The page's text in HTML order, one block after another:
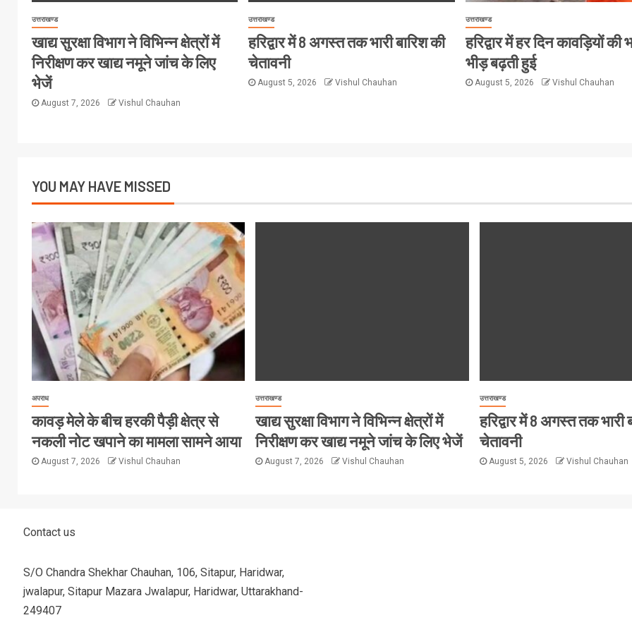
उत्तराखण्ड
खाद्य सुरक्षा विभाग ने विभिन्न क्षेत्रों में
निरीक्षण कर खाद्य नमूने जांच के लिए
भेजें
August 7, 2026 Vishul Chauhan
उत्तराखण्ड
हरिद्वार में 8 अगस्त तक भारी बारिश की
चेतावनी
August 5, 2026 Vishul Chauhan
उत्तराखण्ड
हरिद्वार में हर दिन कावड़ियों की
भीड़ बढ़ती हुई
August 5, 2026 Vishul Chauhan
YOU MAY HAVE MISSED
अपराध
कावड़ मेले के बीच हरकी पैड़ी क्षेत्र से
नकली नोट खपाने का मामला सामने आया
August 7, 2026 Vishul Chauhan
उत्तराखण्ड
खाद्य सुरक्षा विभाग ने विभिन्न क्षेत्रों में
निरीक्षण कर खाद्य नमूने जांच के लिए भेजें
August 7, 2026 Vishul Chauhan
उत्तराखण्ड
हरिद्वार में 8 अगस्त तक भारी
चेतावनी
August 5, 2026 Vishul Chauhan
Contact us
S/O Chandra Shekhar Chauhan, 106, Sitapur, Haridwar,
jwalapur, Sitapur Mazara Jwalapur, Haridwar, Uttarakhand-
249407